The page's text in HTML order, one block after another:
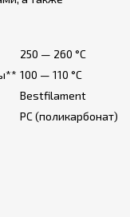
250 — 260 °C
100 — 110 °C
Bestfilament
PC (поликарбонат)